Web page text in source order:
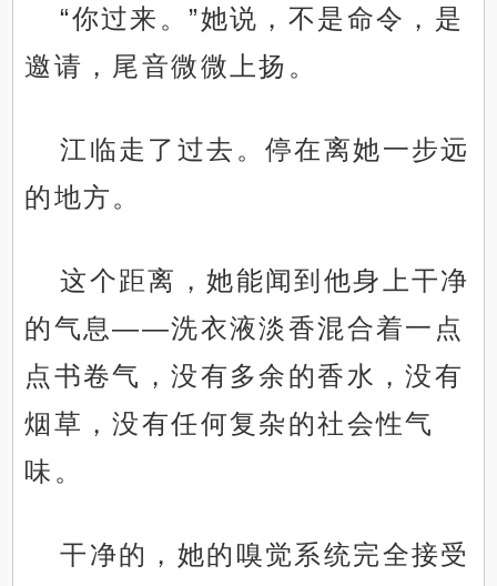
“你过来。”她说，不是命令，是
邀请，尾音微微上扬。
江临走了过去。停在离她一步远
的地方。
这个距离，她能闻到他身上干净
的气息——洗衣液淡香混合着一点
点书卷气，没有多余的香水，没有
烟草，没有任何复杂的社会性气
味。
干净的，她的嗅觉系统完全接受